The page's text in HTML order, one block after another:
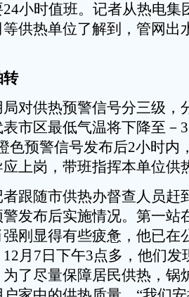
小时值班。记者从热电集
供热单位了解到，管网出
供热预警信号分三级，
表市区最低气温将下降至
色预警信号发布后2小时内
上岗，带班指挥本单位供
随市供热办督查人员赶
发布后实施情况。第一站
刚显得有些疲惫，他已在
月7日下午3点多，他们发
了尽量保障居民供热，锅